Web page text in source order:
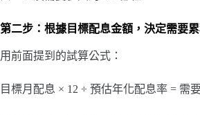
第二步：根據目標配息金額，決定需要
用前面提到的試算公式：
目標月配息 × 12 ÷ 預估年化配息率 = 需